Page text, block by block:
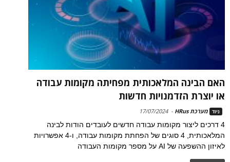
האם הבינה המלאכותית מפחיתה מקומות עבודה
או יוצרת הזדמנויות חדשות
ניוד מערכת HRus -
17/07/2024
4 דרכים ליצור מקומות עבודה חדשים לעובדים הודות לבינה
המלאכותית, 4 סוגים של הפחתת מקומות עבודה, ו-4 אפשרויות
לאיזון ההשפעה של AI על מספר מקומות העבודה